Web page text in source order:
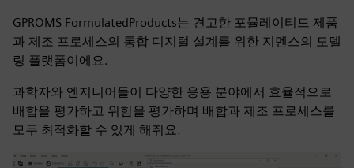
GPROMS FormulatedProducts는 견고한 포뮬레이티드 제품
과 제조 프로세스의 통합 디지털 설계를 위한 지멘스의 모델
링 플랫폼이에요.
과학자와 엔지니어들이 다양한 응용 분야에서 효율적으로
배합을 평가하고 위험을 평가하며 배합과 제조 프로세스를
모두 최적화할 수 있게 해줘요.